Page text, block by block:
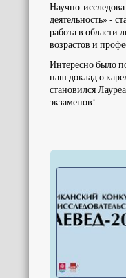
Научно-
деятельность» -
работа в области
возрастов и
Интересно было
наш доклад о
становился
экзаменов!